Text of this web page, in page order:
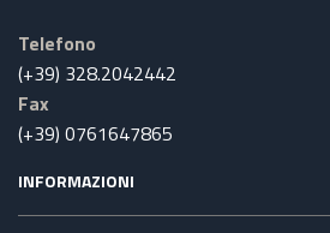
Telefono
(+39) 328.2042442
Fax
(+39) 0761647865
INFORMAZIONI